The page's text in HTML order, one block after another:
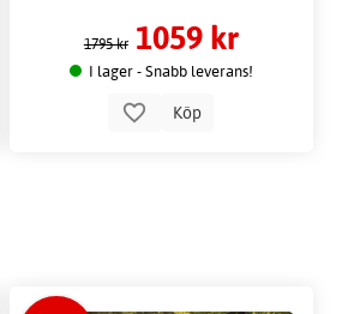
1795 kr 1059 kr
I lager - Snabb leverans!
Köp